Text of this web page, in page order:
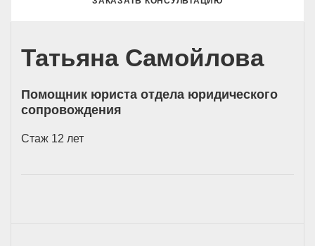
Татьяна Самойлова
Помощник юриста отдела юридического
сопровождения
Стаж 12 лет